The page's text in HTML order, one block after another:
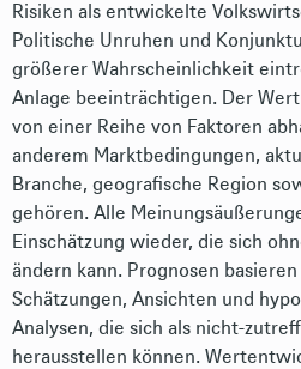
Risiken als entwickelte
Politische Unruhen und
größerer Wahrscheinlichkeit
Anlage beeinträchtigen. Der
von einer Reihe von Faktoren
anderem Marktbedingungen,
Branche, geografische Region
gehören. Alle
Einschätzung wieder, die sich
ändern kann. Prognosen
Schätzungen, Ansichten und
Analysen, die sich als nicht-
herausstellen können.